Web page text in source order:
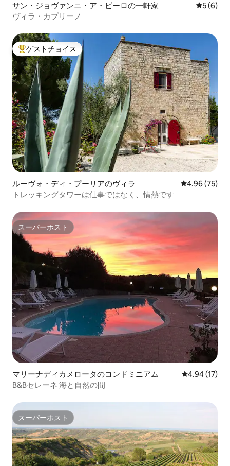
サン・ジョヴァンニ・ア・ピーロの一軒家 レビュー
5 (6)
ヴィラ・カプリーノ
大好評のゲストチョイスです。
ゲストチョイス
ルーヴォ・ディ・プーリアのヴィラ レビュー75
4.96 (75)
トレッキングタワーは仕事ではなく、情熱です
スーパーホスト
スーパーホスト
マリーナディカメロータのコンドミニアム レビュー17
4.94 (17)
B&Bセレーネ 海と自然の間
スーパーホスト
スーパーホスト